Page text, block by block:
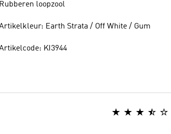
Rubberen loopzool
Earth Strata / Off White / Gum
KI3944